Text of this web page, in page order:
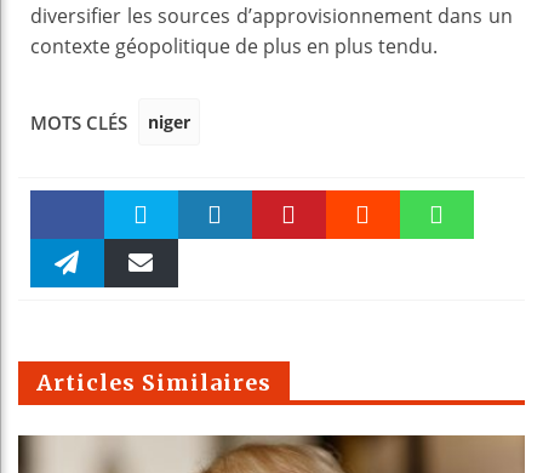
diversifier les sources d’approvisionnement dans un
contexte géopolitique de plus en plus tendu.
MOTS CLÉS niger
Faceboo Twitter
m
Articles Similaires